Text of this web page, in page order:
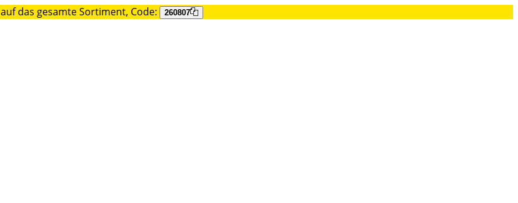
auf das gesamte Sortiment, Code: 260807